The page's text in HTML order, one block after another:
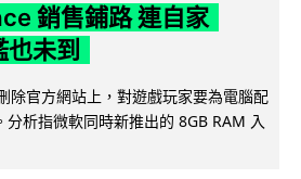
銷售鋪路 連自家
未到
除官方網站上，對遊戲玩家要為電腦配
分析指微軟同時新推出的 8GB RAM 入